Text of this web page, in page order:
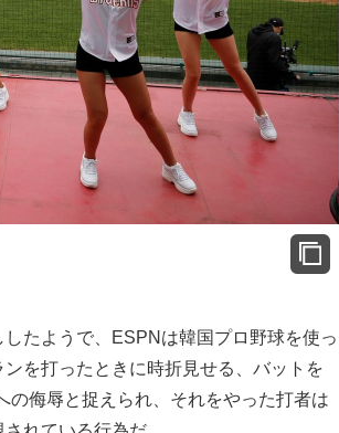
たようで、ESPNは韓国プロ野球を使っ
を打ったときに時折見せる、バットを
の侮辱と捉えられ、それをやった打者は